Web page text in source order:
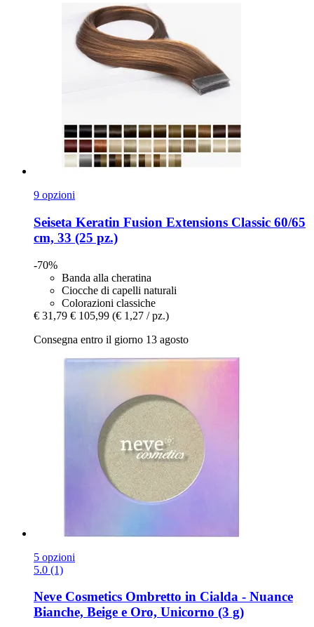
9 opzioni
Seiseta Keratin Fusion Extensions Classic 60/65
cm, 33 (25 pz.)
-70%
Banda alla cheratina
Ciocche di capelli naturali
Colorazioni classiche
€ 31,79 € 105,99 (€ 1,27 / pz.)
Consegna entro il giorno 13 agosto
5 opzioni
5.0 (1)
Neve Cosmetics Ombretto in Cialda -​ Nuance
Bianche, Beige e Oro, Unicorno (3 g)